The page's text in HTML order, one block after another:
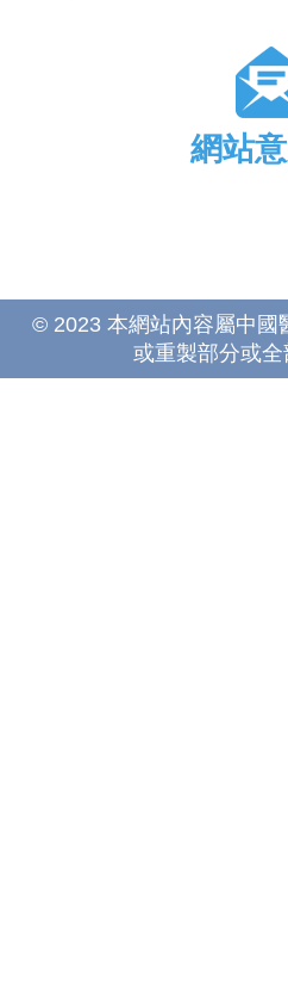
網站
© 2023 本網站內容屬中國
或重製部分或